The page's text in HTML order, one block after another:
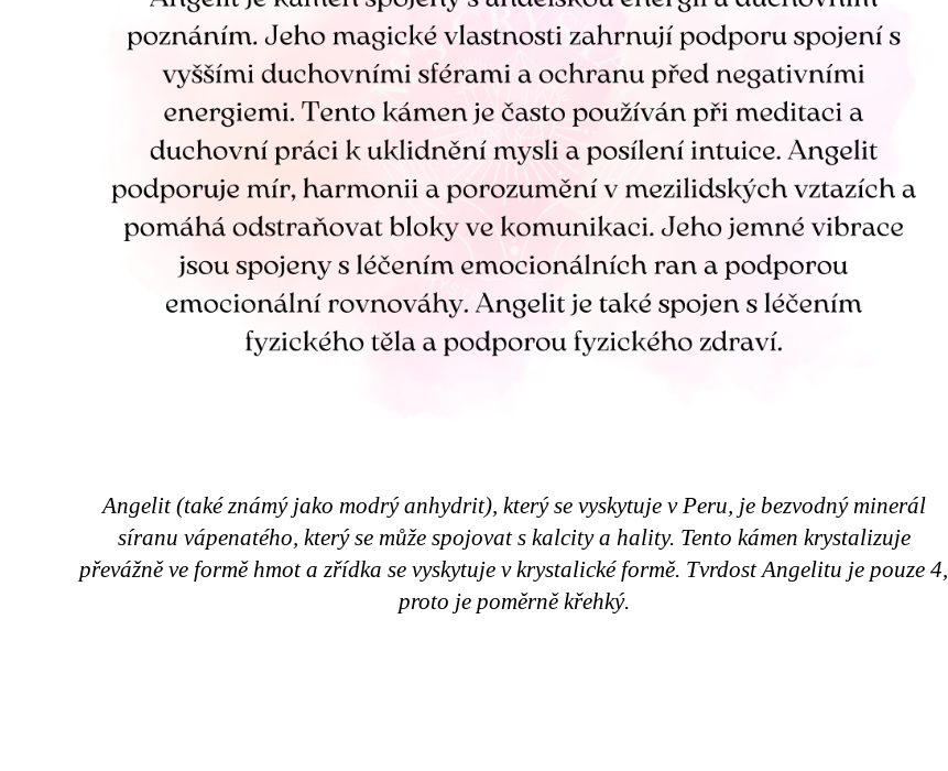
Angelit (také známý jako modrý anhydrit), který se vyskytuje v Peru, je bezvodný minerál
síranu vápenatého, který se může spojovat s kalcity a hality. Tento kámen krystalizuje
převážně ve formě hmot a zřídka se vyskytuje v krystalické formě. Tvrdost Angelitu je pouze 4,
proto je poměrně křehký.